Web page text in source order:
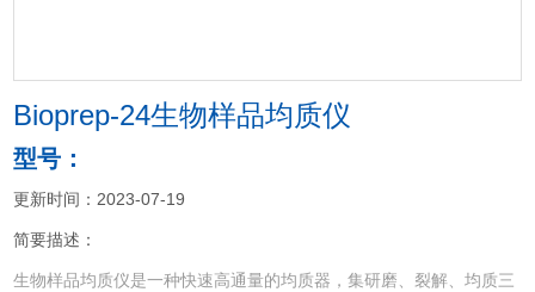
Bioprep-24生物样品均质仪
型号：
更新时间：2023-07-19
简要描述：
生物样品均质仪是一种快速高通量的均质器，集研磨、裂解、均质三